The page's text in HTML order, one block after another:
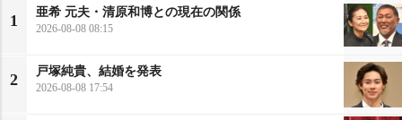
1
亜希 元夫・清原和博との現在の関係
2026-08-08 08:15
2
戸塚純貴、結婚を発表
2026-08-08 17:54